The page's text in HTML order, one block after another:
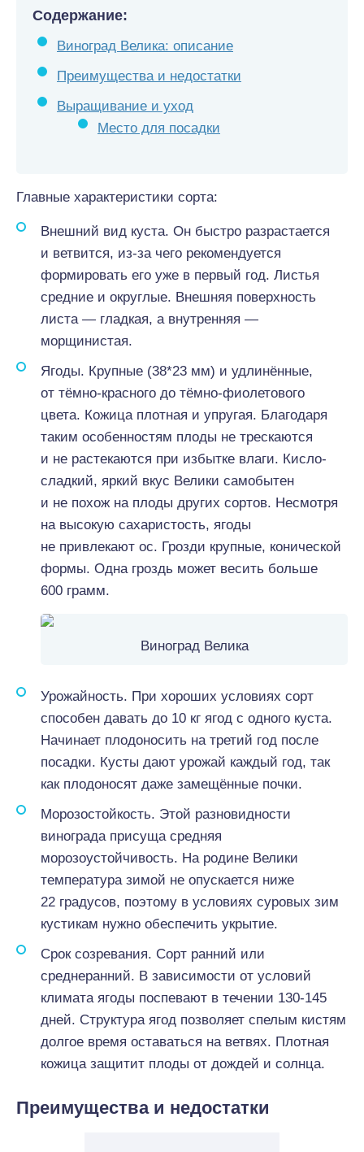
Содержание:
Виноград Велика: описание
Преимущества и недостатки
Выращивание и уход
Место для посадки
Главные характеристики сорта:
Внешний вид куста. Он быстро разрастается
и ветвится, из-за чего рекомендуется
формировать его уже в первый год. Листья
средние и округлые. Внешняя поверхность
листа — гладкая, а внутренняя —
морщинистая.
Ягоды. Крупные (38*23 мм) и удлинённые,
от тёмно-красного до тёмно-фиолетового
цвета. Кожица плотная и упругая. Благодаря
таким особенностям плоды не трескаются
и не растекаются при избытке влаги. Кисло-
сладкий, яркий вкус Велики самобытен
и не похож на плоды других сортов. Несмотря
на высокую сахаристость, ягоды
не привлекают ос. Грозди крупные, конической
формы. Одна гроздь может весить больше
600 грамм.
Виноград Велика
Урожайность. При хороших условиях сорт
способен давать до 10 кг ягод с одного куста.
Начинает плодоносить на третий год после
посадки. Кусты дают урожай каждый год, так
как плодоносят даже замещённые почки.
Морозостойкость. Этой разновидности
винограда присуща средняя
морозоустойчивость. На родине Велики
температура зимой не опускается ниже
22 градусов, поэтому в условиях суровых зим
кустикам нужно обеспечить укрытие.
Срок созревания. Сорт ранний или
среднеранний. В зависимости от условий
климата ягоды поспевают в течении 130-145
дней. Структура ягод позволяет спелым кистям
долгое время оставаться на ветвях. Плотная
кожица защитит плоды от дождей и солнца.
Преимущества и недостатки